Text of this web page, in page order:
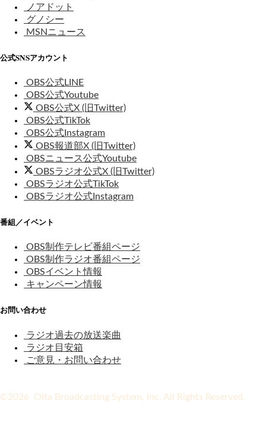
ノアドット
グノシー
MSNニュース
公式SNSアカウント
OBS公式LINE
OBS公式Youtube
OBS公式X (旧Twitter)
OBS公式TikTok
OBS公式Instagram
OBS報道部X (旧Twitter)
OBSニュース公式Youtube
OBSラジオ公式X (旧Twitter)
OBSラジオ公式TikTok
OBSラジオ公式Instagram
番組／イベント
OBS制作テレビ番組ページ
OBS制作ラジオ番組ページ
OBSイベント情報
キャンペーン情報
お問い合わせ
ラジオ過去の放送楽曲
ラジオ目安箱
ご意見・お問い合わせ
©2026 Oita Broadcasting System, Inc. All Rights Reserved.